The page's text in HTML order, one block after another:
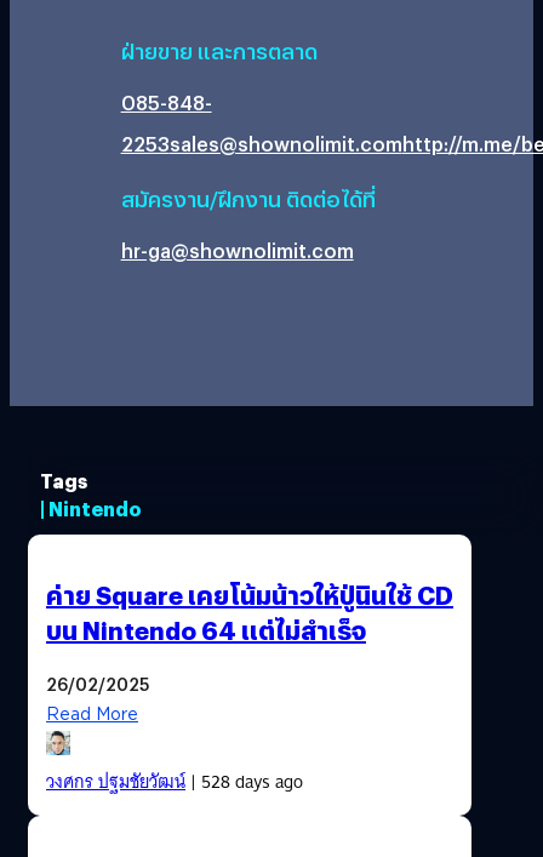
ฝ่ายขาย และการตลาด
085-848-
2253sales@shownolimit.comhttp://m.me/
สมัครงาน/ฝึกงาน ติดต่อได้ที่
hr-ga@shownolimit.com
Tags
| Nintendo
ค่าย Square เคยโน้มน้าวให้ปู่นินใช้ CD
บน Nintendo 64 แต่ไม่สำเร็จ
26/02/2025
Read More
วงศกร ปฐมชัยวัฒน์| 528 days ago